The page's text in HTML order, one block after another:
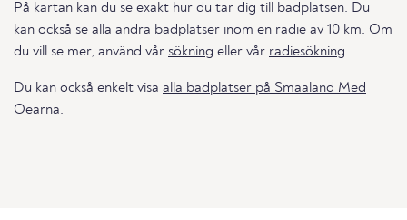
På kartan kan du se exakt hur du tar dig till badplatsen. Du
kan också se alla andra badplatser inom en radie av 10 km. Om
du vill se mer, använd vår sökning eller vår radiesökning.
Du kan också enkelt visa alla badplatser på Smaaland Med
Oearna.